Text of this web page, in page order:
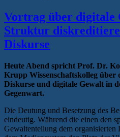
Vortrag über digitale
Struktur
Diskurse
Heute Abend spricht Prof. Dr.
Krupp Wissenschaftskolleg über
Diskurse und digitale Gewalt in
Gegenwart.
Die Deutung und Besetzung des
eindeutig. Während die einen den
Gewaltenteilung dem organisierten